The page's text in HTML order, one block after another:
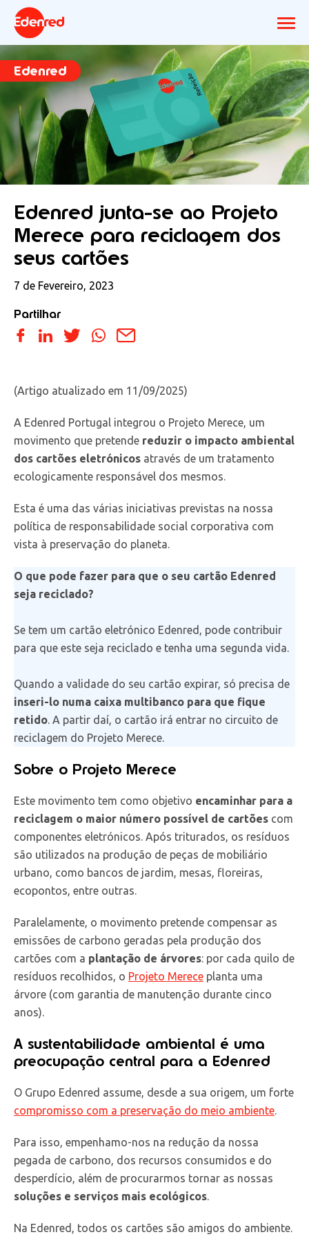
Edenred
Edenred junta-se ao Projeto
Merece para reciclagem dos
seus cartões
7 de Fevereiro, 2023
Partilhar
(Artigo atualizado em 11/09/2025)
A Edenred Portugal integrou o Projeto Merece, um
movimento que pretende reduzir o impacto ambiental
dos cartões eletrónicos através de um tratamento
ecologicamente responsável dos mesmos.
Esta é uma das várias iniciativas previstas na nossa
política de responsabilidade social corporativa com
vista à preservação do planeta.
O que pode fazer para que o seu cartão Edenred
seja reciclado?
Se tem um cartão eletrónico Edenred, pode contribuir
para que este seja reciclado e tenha uma segunda vida.
Quando a validade do seu cartão expirar, só precisa de
inseri-lo numa caixa multibanco para que fique
retido . A partir daí, o cartão irá entrar no circuito de
reciclagem do Projeto Merece.
Sobre o Projeto Merece
Este movimento tem como objetivo encaminhar para a
reciclagem o maior número possível de cartões com
componentes eletrónicos. Após triturados, os resíduos
são utilizados na produção de peças de mobiliário
urbano, como bancos de jardim, mesas, floreiras,
ecopontos, entre outras.
Paralelamente, o movimento pretende compensar as
emissões de carbono geradas pela produção dos
cartões com a plantação de árvores: por cada quilo de
resíduos recolhidos, o Projeto Merece planta uma
árvore (com garantia de manutenção durante cinco
anos).
A sustentabilidade ambiental é uma
preocupação central para a Edenred
O Grupo Edenred assume, desde a sua origem, um forte
compromisso com a preservação do meio ambiente
Para isso, empenhamo-nos na redução da nossa
pegada de carbono, dos recursos consumidos e do
desperdício, além de procurarmos tornar as nossas
soluções e serviços mais ecológicos
Na Edenred, todos os cartões são amigos do ambiente.